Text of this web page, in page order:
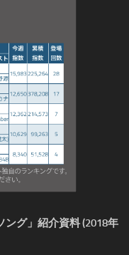
ング」紹介資料 (2018年